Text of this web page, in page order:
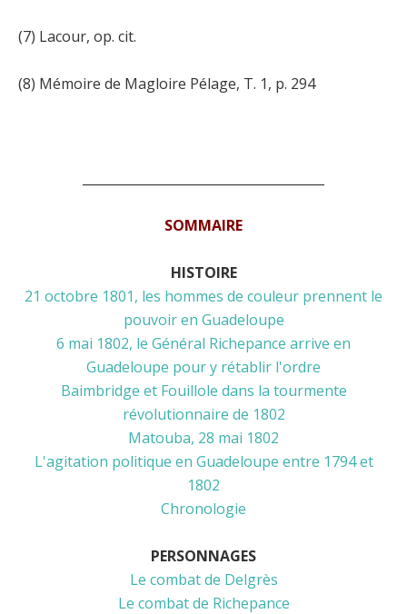
(7) Lacour, op. cit.
(8) Mémoire de Magloire Pélage, T. 1, p. 294
SOMMAIRE
HISTOIRE
21 octobre 1801, les hommes de couleur prennent le
pouvoir en Guadeloupe
6 mai 1802, le Général Richepance arrive en
Guadeloupe pour y rétablir l'ordre
Baimbridge et Fouillole dans la tourmente
révolutionnaire de 1802
Matouba, 28 mai 1802
L'agitation politique en Guadeloupe entre 1794 et
1802
Chronologie
PERSONNAGES
Le combat de Delgrès
Le combat de Richepance